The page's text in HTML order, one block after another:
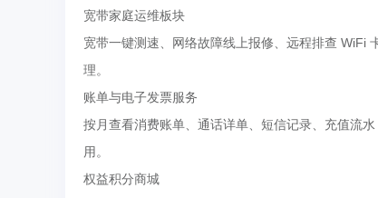
宽带家庭运维板块
宽带一键测速、网络故障线上报修、远程排查 WiFi
理。
账单与电子发票服务
按月查看消费账单、通话详单、短信记录、充值流
用。
权益积分商城